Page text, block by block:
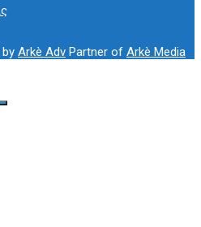
Arkè Adv Partner of Arkè Media